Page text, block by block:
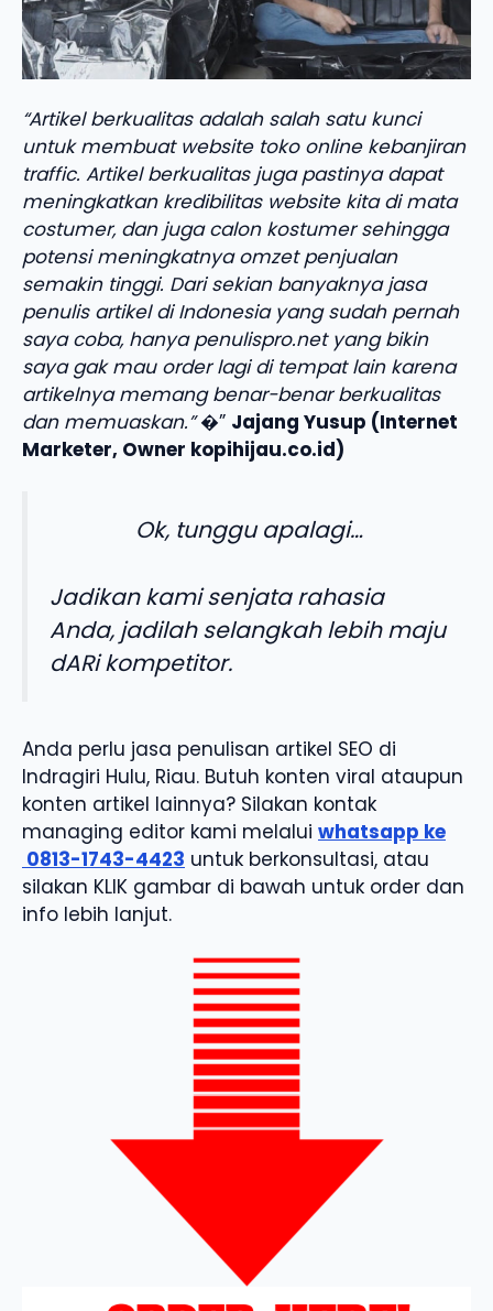
“Artikel berkualitas adalah salah satu kunci
untuk membuat website toko online kebanjiran
traffic. Artikel berkualitas juga pastinya dapat
meningkatkan kredibilitas website kita di mata
costumer, dan juga calon kostumer sehingga
potensi meningkatnya omzet penjualan
semakin tinggi. Dari sekian banyaknya jasa
penulis artikel di Indonesia yang sudah pernah
saya coba, hanya penulispro.net yang bikin
saya gak mau order lagi di tempat lain karena
artikelnya memang benar-benar berkualitas
dan memuaskan.”�” Jajang Yusup (Internet
Marketer, Owner kopihijau.co.id)
Ok, tunggu apalagi…
Jadikan kami senjata rahasia
Anda, jadilah selangkah lebih maju
dARi kompetitor.
Anda perlu jasa penulisan artikel SEO di
Indragiri Hulu, Riau. Butuh konten viral ataupun
konten artikel lainnya? Silakan kontak
managing editor kami melalui whatsapp ke
0813-1743-4423 untuk berkonsultasi, atau
silakan KLIK gambar di bawah untuk order dan
info lebih lanjut.